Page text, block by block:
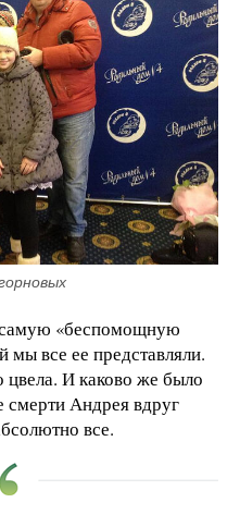
«беспомощную
мы все ее представляли.
цвела. И каково же было
смерти Андрея вдруг
все.